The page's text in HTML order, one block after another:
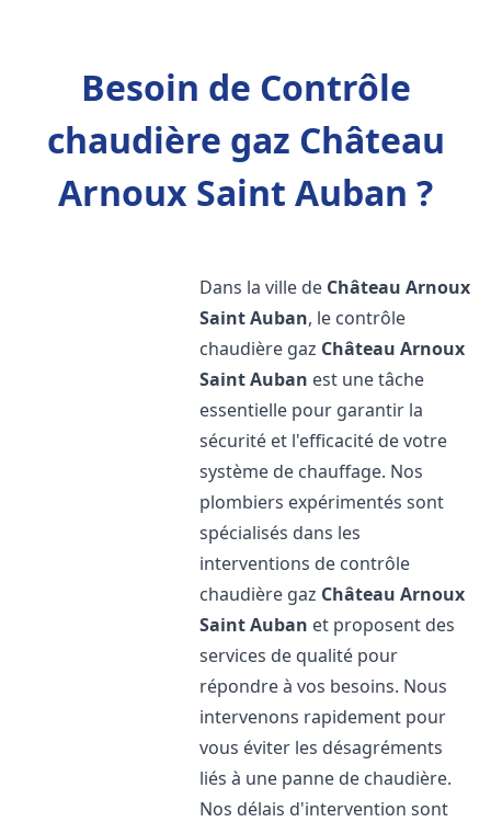
Besoin de Contrôle
chaudière gaz Château
Arnoux Saint Auban ?
Dans la ville de Château Arnoux
Saint Auban, le contrôle
chaudière gaz Château Arnoux
Saint Auban est une tâche
essentielle pour garantir la
sécurité et l'efficacité de votre
système de chauffage. Nos
plombiers expérimentés sont
spécialisés dans les
interventions de contrôle
chaudière gaz Château Arnoux
Saint Auban et proposent des
services de qualité pour
répondre à vos besoins. Nous
intervenons rapidement pour
vous éviter les désagréments
liés à une panne de chaudière.
Nos délais d'intervention sont